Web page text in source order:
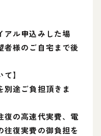
アル申込みした場
者様のご自宅まで後
】
途ご負担頂きま
の高速代実費、電
往復実費の御負担を